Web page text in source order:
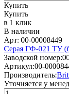
Купить
Купить
в 1 клик
В наличии
Арт: 00-00008449
Серая ГФ-021 ТУ
Заводской номер:
Артикул:00-
Производитель:
Уточняется у